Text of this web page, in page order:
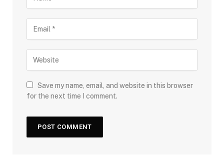
Save my name, email, and website in this browser
for the next time I comment.